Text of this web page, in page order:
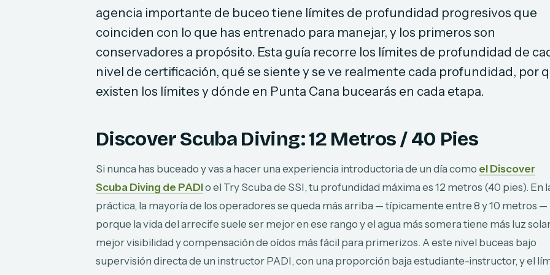
agencia importante de buceo tiene límites de profundidad progresivos que
coinciden con lo que has entrenado para manejar, y los primeros son
conservadores a propósito. Esta guía recorre los límites de profundidad de
nivel de certificación, qué se siente y se ve realmente cada profundidad, por
existen los límites y dónde en Punta Cana bucearás en cada etapa.
Discover Scuba Diving: 12 Metros / 40 Pies
Si nunca has buceado y vas a hacer una experiencia introductoria de un día como el Discover
Scuba Diving de PADIo el Try Scuba de SSI, tu profundidad máxima es 12 metros (40 pies). En
práctica, la mayoría de los operadores se queda más arriba — típicamente entre 8 y 10 metros —
porque la vida del arrecife suele ser mejor en ese rango y el agua más somera tiene más luz
mejor visibilidad y compensación de oídos más fácil para primerizos. A este nivel buceas bajo
supervisión directa de un instructor PADI, con una proporción baja estudiante-instructor, y el